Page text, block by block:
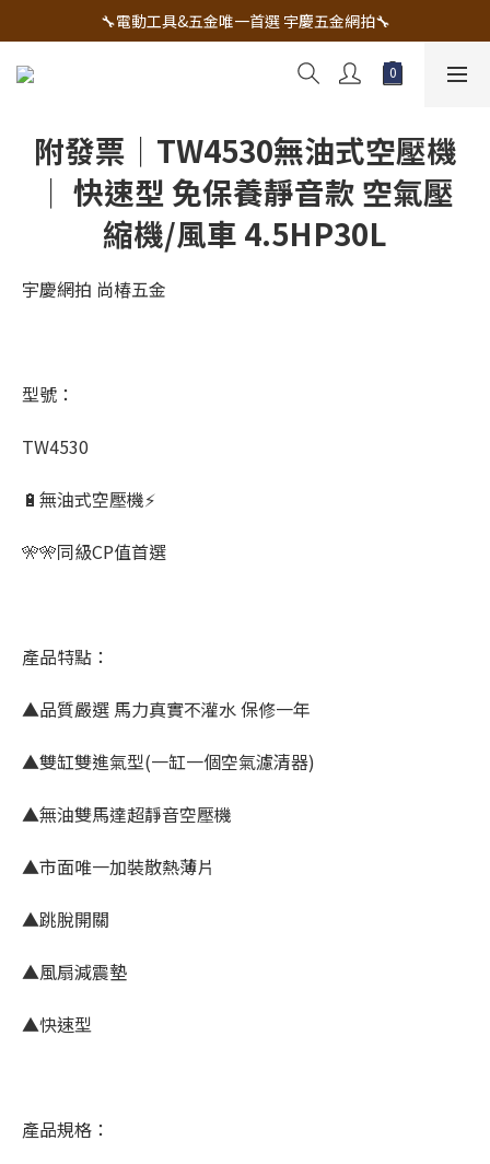
🔧電動工具&五金唯一首選 宇慶五金網拍🔧
🔧電動工具&五金唯一首選 宇慶五金網拍🔧
全台五金工具最低價✌️實體店面有保障💪
🔧電動工具&五金唯一首選 宇慶五金網拍🔧
附發票｜TW4530無油式空壓機
｜ 快速型 免保養靜音款 空氣壓
縮機/風車 4.5HP30L
宇慶網拍 尚椿五金
型號：
TW4530
🔋無油式空壓機⚡
🎌🎌同級CP值首選
產品特點：
▲品質嚴選 馬力真實不灌水 保修一年
▲雙缸雙進氣型(一缸一個空氣濾清器)
▲無油雙馬達超靜音空壓機
▲市面唯一加裝散熱薄片
▲跳脫開關
▲風扇減震墊
▲快速型
產品規格：